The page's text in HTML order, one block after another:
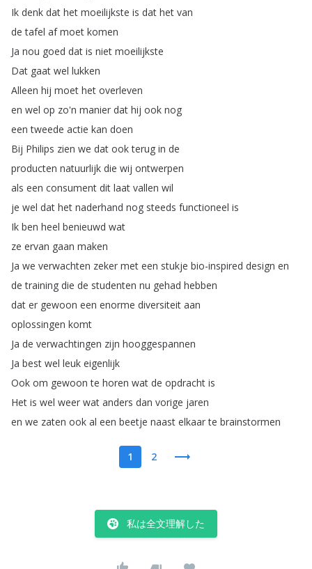
Ik denk dat het moeilijkste is dat het van
de tafel af moet komen
Ja nou goed dat is niet moeilijkste
Dat gaat wel lukken
Alleen hij moet het overleven
en wel op zo'n manier dat hij ook nog
een tweede actie kan doen
Bij Philips zien we dat ook terug in de
producten natuurlijk die wij ontwerpen
als een consument dit laat vallen wil
je wel dat het naderhand nog steeds functioneel is
Ik ben heel benieuwd wat
ze ervan gaan maken
Ja we verwachten zeker met een stukje bio-inspired design en
de training die de studenten nu gehad hebben
dat er gewoon een enorme diversiteit aan
oplossingen komt
Ja de verwachtingen zijn hooggespannen
Ja best wel leuk eigenlijk
Ook om gewoon te horen wat de opdracht is
Het is wel weer wat anders dan vorige jaren
en we zaten ook al een beetje naast elkaar te brainstormen
1 2
私は全文理解した